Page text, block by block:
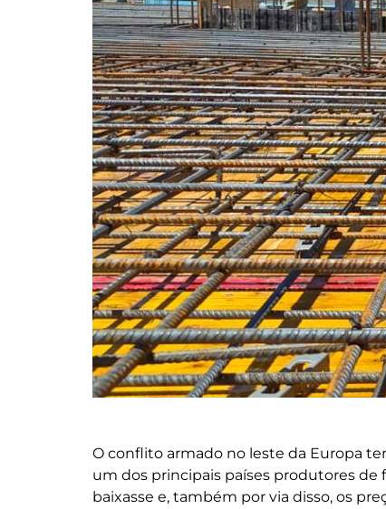
O conflito armado no leste da Europa
um dos principais países produtores de
baixasse e, também por via disso, os